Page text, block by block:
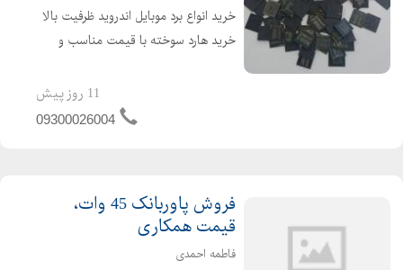
خرید انواع برد موبایل اندروید ظرفیت بالا
خرید هارد سوخته با قیمت مناسب و
با امکان خرید حضوری از شهرهای اطراف
( خریدار برد و هارد سوخته اندروید قیمت
11 روز پیش
09300026004
فروش پاوربانک 45 وات،
قیمت همکاری
فاطمه احمدی